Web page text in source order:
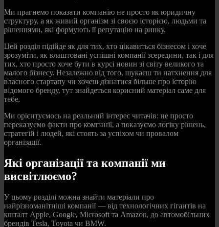
Ми прагнемо показати компанію не просто як юридичну
структуру, а як живий організм зі своєю історією, людьми та
рішеннями, які формують її репутацію на ринку.
Цей розділ підійде як для тих, хто цікавиться бізнесом і хоче
зрозуміти, як влаштовані успішні компанії зсередини, так і для
тих, хто просто хоче бути в курсі новин зі світу великого та
малого бізнесу. Незалежно від того, шукаєш ти натхнення для
власного стартапу чи хочеш дізнатися більше про історію
відомого бренду, тут знайдеться корисний матеріал саме для
тебе.
Ми орієнтуємось на реальний інтерес читачів: не просто
переказуємо факти про компанії, а показуємо логіку рішень,
стратегій і людей, які стоять за успіхом чи провалом
організації.
Які організації та компанії ми
висвітлюємо?
У цьому розділі можна знайти матеріали про
найрізноманітніші компанії — від технологічних гігантів на
кшталт Apple, Google, Microsoft та Amazon, до автомобільних
брендів Tesla, Toyota чи BMW.